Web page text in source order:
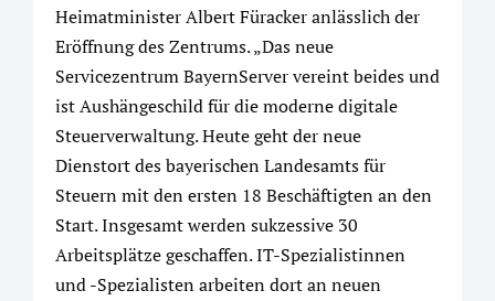
Heimatminister Albert Füracker anlässlich der
Eröffnung des Zentrums. „Das neue
Servicezentrum BayernServer vereint beides und
ist Aushängeschild für die moderne digitale
Steuerverwaltung. Heute geht der neue
Dienstort des bayerischen Landesamts für
Steuern mit den ersten 18 Beschäftigten an den
Start. Insgesamt werden sukzessive 30
Arbeitsplätze geschaffen. IT-Spezialistinnen
und -Spezialisten arbeiten dort an neuen